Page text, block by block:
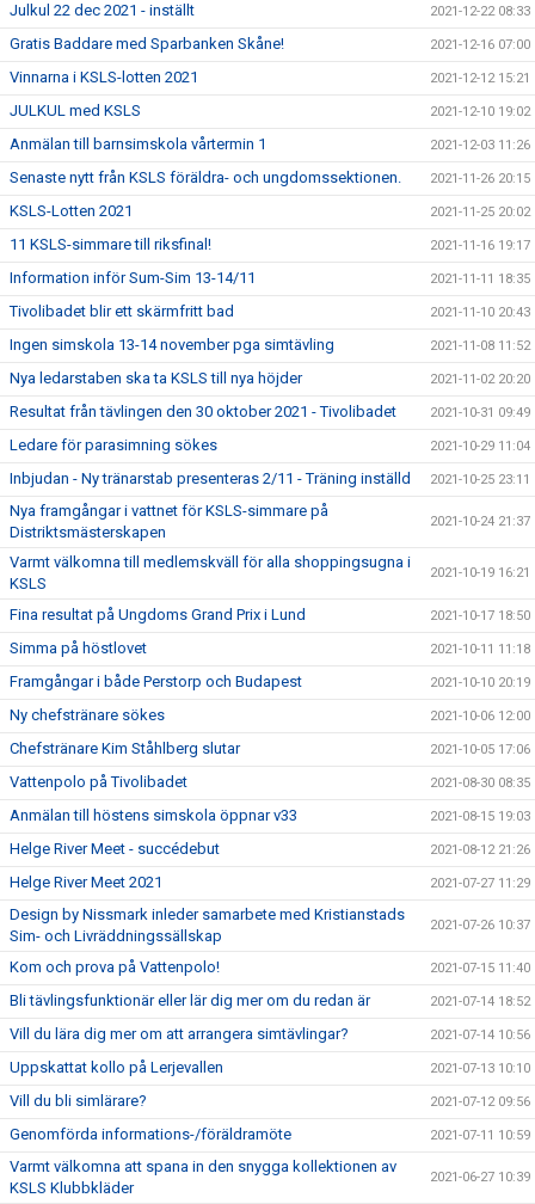
Julkul 22 dec 2021 - inställt 2021-12-22 08:33
Gratis Baddare med Sparbanken Skåne! 2021-12-16 07:00
Vinnarna i KSLS-lotten 2021 2021-12-12 15:21
JULKUL med KSLS 2021-12-10 19:02
Anmälan till barnsimskola vårtermin 1 2021-12-03 11:26
Senaste nytt från KSLS föräldra- och ungdomssektionen. 2021-11-26 20:15
KSLS-Lotten 2021 2021-11-25 20:02
11 KSLS-simmare till riksfinal! 2021-11-16 19:17
Information inför Sum-Sim 13-14/11 2021-11-11 18:35
Tivolibadet blir ett skärmfritt bad 2021-11-10 20:43
Ingen simskola 13-14 november pga simtävling 2021-11-08 11:52
Nya ledarstaben ska ta KSLS till nya höjder 2021-11-02 20:20
Resultat från tävlingen den 30 oktober 2021 - Tivolibadet 2021-10-31 09:49
Ledare för parasimning sökes 2021-10-29 11:04
Inbjudan - Ny tränarstab presenteras 2/11 - Träning inställd 2021-10-25 23:11
Nya framgångar i vattnet för KSLS-simmare på
Distriktsmästerskapen
2021-10-24 21:37
Varmt välkomna till medlemskväll för alla shoppingsugna i
KSLS
2021-10-19 16:21
Fina resultat på Ungdoms Grand Prix i Lund 2021-10-17 18:50
Simma på höstlovet 2021-10-11 11:18
Framgångar i både Perstorp och Budapest 2021-10-10 20:19
Ny chefstränare sökes 2021-10-06 12:00
Chefstränare Kim Ståhlberg slutar 2021-10-05 17:06
Vattenpolo på Tivolibadet 2021-08-30 08:35
Anmälan till höstens simskola öppnar v33 2021-08-15 19:03
Helge River Meet - succédebut 2021-08-12 21:26
Helge River Meet 2021 2021-07-27 11:29
Design by Nissmark inleder samarbete med Kristianstads
Sim- och Livräddningssällskap
2021-07-26 10:37
Kom och prova på Vattenpolo! 2021-07-15 11:40
Bli tävlingsfunktionär eller lär dig mer om du redan är 2021-07-14 18:52
Vill du lära dig mer om att arrangera simtävlingar? 2021-07-14 10:56
Uppskattat kollo på Lerjevallen 2021-07-13 10:10
Vill du bli simlärare? 2021-07-12 09:56
Genomförda informations-/föräldramöte 2021-07-11 10:59
Varmt välkomna att spana in den snygga kollektionen av
KSLS Klubbkläder
2021-06-27 10:39